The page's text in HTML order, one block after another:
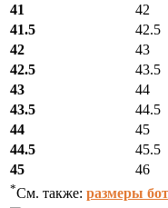
41
42
41.5
42.5
42
43
42.5
43.5
43
44
43.5
44.5
44
45
44.5
45.5
45
46
*См. также: размеры